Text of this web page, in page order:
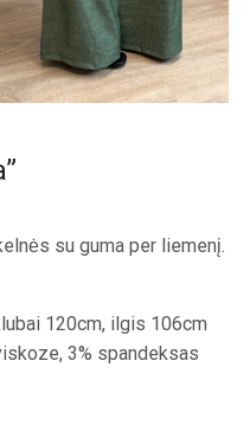
su guma per liemenį.
120cm, ilgis 106cm
3% spandeksas